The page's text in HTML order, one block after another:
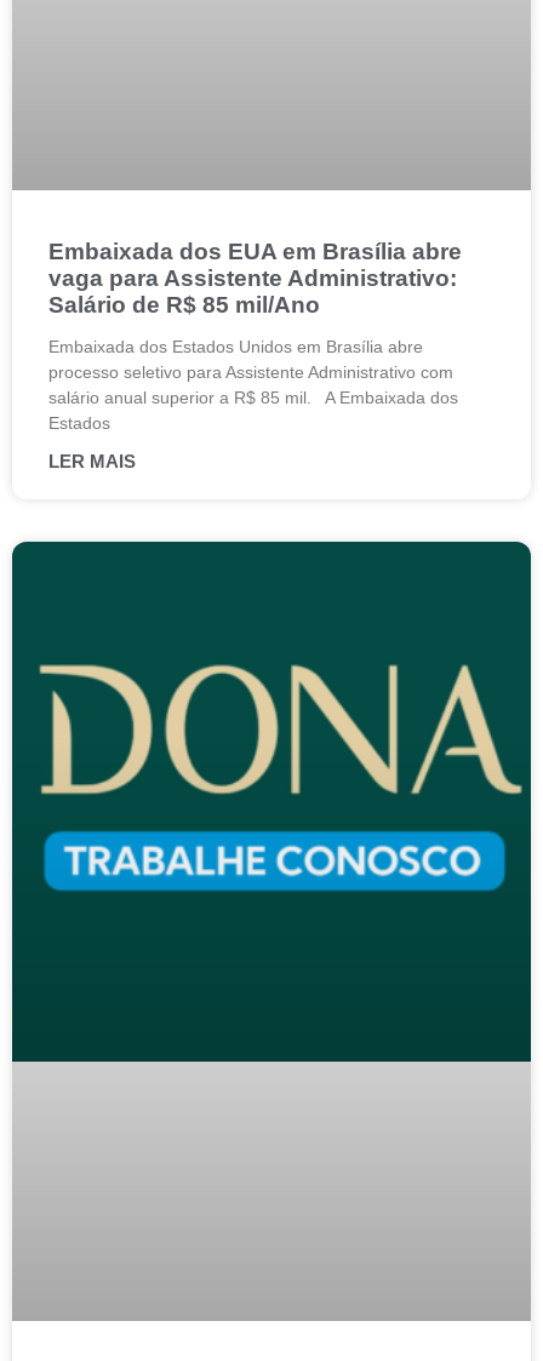
Embaixada dos EUA em Brasília abre
vaga para Assistente Administrativo:
Salário de R$ 85 mil/Ano
Embaixada dos Estados Unidos em Brasília abre
processo seletivo para Assistente Administrativo com
salário anual superior a R$ 85 mil. A Embaixada dos
Estados
LER MAIS